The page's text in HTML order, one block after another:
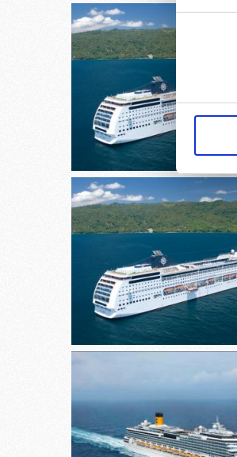
del
consenso